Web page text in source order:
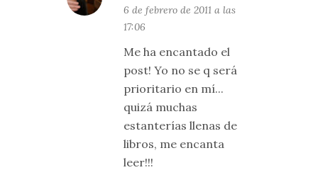
6 de febrero de 2011 a las
17:06
Me ha encantado el
post! Yo no se q será
prioritario en mí...
quizá muchas
estanterías llenas de
libros, me encanta
leer!!!